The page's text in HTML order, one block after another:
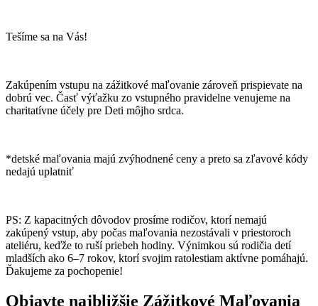
Tešíme sa na Vás!
Zakúpením vstupu na zážitkové maľovanie zároveň prispievate na
dobrú vec. Časť výťažku zo vstupného pravidelne venujeme na
charitatívne účely pre Deti môjho srdca.
*detské maľovania majú zvýhodnené ceny a preto sa zľavové kódy
nedajú uplatniť
PS: Z kapacitných dôvodov prosíme rodičov, ktorí nemajú
zakúpený vstup, aby počas maľovania nezostávali v priestoroch
ateliéru, keďže to ruší priebeh hodiny. Výnimkou sú rodičia detí
mladších ako 6–7 rokov, ktorí svojim ratolestiam aktívne pomáhajú.
Ďakujeme za pochopenie!
Objavte najbližšie Zážitkové Maľovania